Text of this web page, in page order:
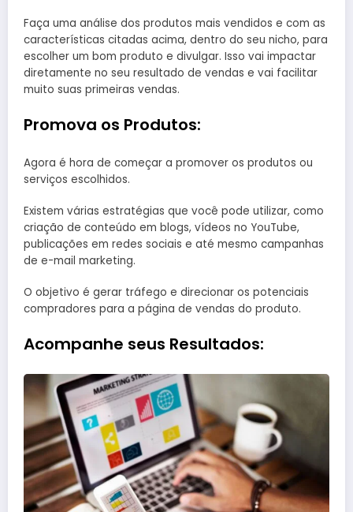
Faça uma análise dos produtos mais vendidos e com as
características citadas acima, dentro do seu nicho, para
escolher um bom produto e divulgar. Isso vai impactar
diretamente no seu resultado de vendas e vai facilitar
muito suas primeiras vendas.
Promova os Produtos:
Agora é hora de começar a promover os produtos ou
serviços escolhidos.
Existem várias estratégias que você pode utilizar, como
criação de conteúdo em blogs, vídeos no YouTube,
publicações em redes sociais e até mesmo campanhas
de e-mail marketing.
O objetivo é gerar tráfego e direcionar os potenciais
compradores para a página de vendas do produto.
Acompanhe seus Resultados: